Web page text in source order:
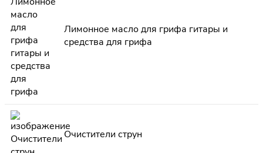
Лимонное масло для грифа гитары и
средства для грифа
Очистители струн